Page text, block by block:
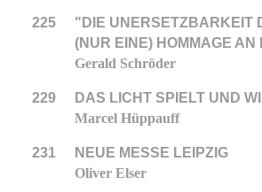
225
"DIE UNERSETZBARKEIT
(NUR EINE) HOMMAGE
Gerald Schröder
229
DAS LICHT SPIELT UND
Marcel Hüppauff
231
NEUE MESSE LEIPZIG
Oliver Elser